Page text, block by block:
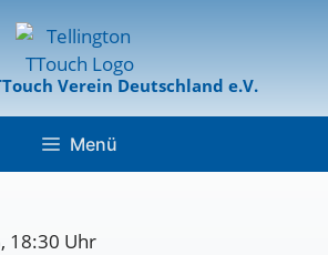
Verein Deutschland e.V.
Menü
18:30 Uhr